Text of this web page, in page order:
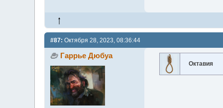
#87: Октября 28, 2023, 08:36:44
Гаррье Дюбуа
Октавия